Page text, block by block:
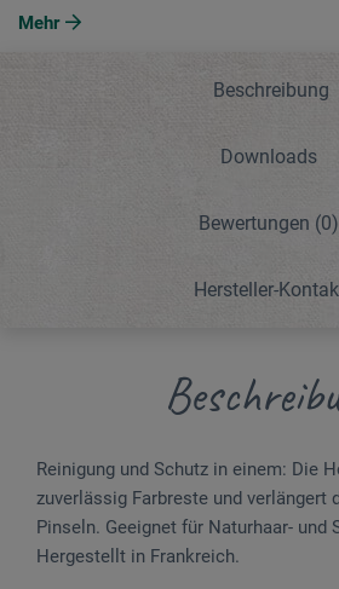
Mehr
Beschreibung
Downloads
Bewertungen (0)
Hersteller-
Reinigung und Schutz in einem: Die
zuverlässig Farbreste und verlängert
Pinseln. Geeignet für Naturhaar- und
Hergestellt in Frankreich.